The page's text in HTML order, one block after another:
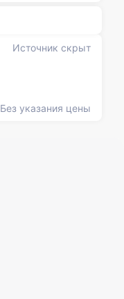
Источник скрыт
Без указания цены